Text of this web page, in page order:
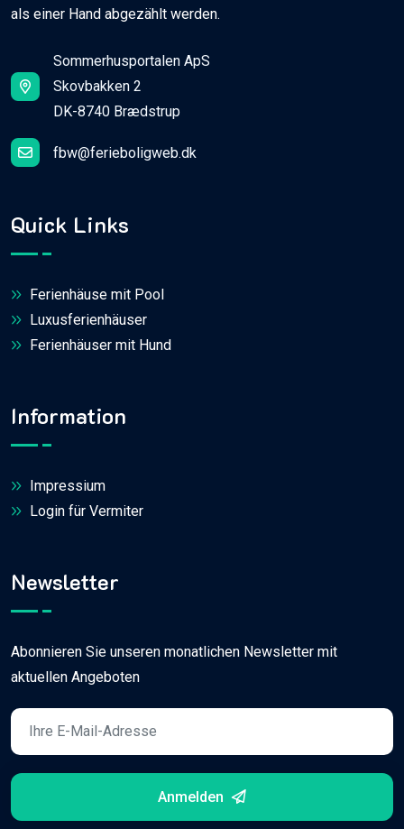
als einer Hand abgezählt werden.
Sommerhusportalen ApS
Skovbakken 2
DK-8740 Brædstrup
fbw@ferieboligweb.dk
Quick Links
Ferienhäuse mit Pool
Luxusferienhäuser
Ferienhäuser mit Hund
Information
Impressium
Login für Vermiter
Newsletter
Abonnieren Sie unseren monatlichen Newsletter mit
aktuellen Angeboten
Anmelden